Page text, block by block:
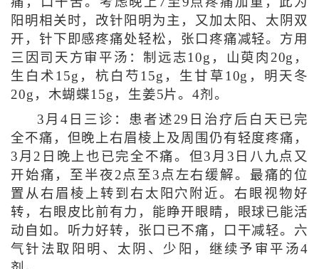
阳明相关时，改针阳明为主，又加太阳、太阴双
开，针下即感疼痛处轻松，张口疼痛减轻。方用
三因司天方审平汤：制远志10g，山萸肉20g，
生白术15g，杭白芍15g，生甘草10g，明天冬
20g，木蝴蝶15g，生姜5片。4剂。
3月4日三诊：患者述29日治疗后白天已完
全不痛，但晚上右眉棱上及周围仍有轻度疼痛，
3月2日晚上也已完全不痛。但3月3日八九点又
开始痛，至半夜2点至3点左右缓解。最痛的位
置从右眉棱上转到右太阳穴附近。右眼视物好
转，右眼皮比前有力，能睁开眼睛，眼球已能活
动自如。听力好转，张口已不痛，口干减轻。六
气针法取阳明、太阴、少阳，继续予审平汤4